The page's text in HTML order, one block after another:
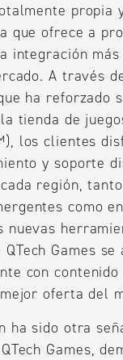
propia
que ofrece a
integración
A través
ha reforzado
tienda de
los clientes
y soporte
región,
como
nuevas
QTech Games
con
oferta del
ha sido otra
Games,